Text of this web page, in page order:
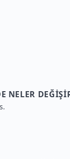
NELER